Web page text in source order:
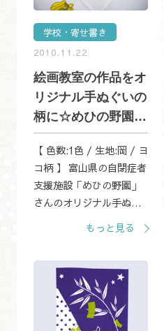
学校・寄せ書き
2010.11.22
絵画教室の作品をオ
リジナル手ぬぐいの
柄に☆めひの野園さ
ん
【 色数:1色 / 生地:岡 / ヨ
コ柄 】 富山県の自閉症者
支援施設「めひの野園」
さんのオリジナル手ぬぐ
いです。 利用者さんが絵
花は黄菖蒲でしょうか？
黄色、グリー...
もっと見る